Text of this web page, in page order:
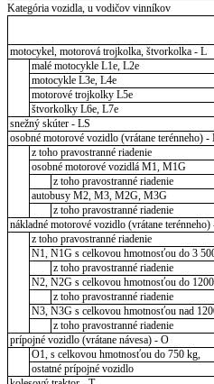
Kategória vozidla, u vodičov vinníkov
motocykel, motorová trojkolka, štvorkolka - L
malé motocykle L1e, L2e
motocykle L3e, L4e
motorové trojkolky L5e
štvorkolky L6e, L7e
snežný skúter - LS
osobné motorové vozidlo (vrátane terénneho) -
z toho pravostranné riadenie
osobné motorové vozidlá M1, M1G
z toho pravostranné riadenie
autobusy M2, M3, M2G, M3G
z toho pravostranné riadenie
nákladné motorové vozidlo (vrátane terénneho)
z toho pravostranné riadenie
N1, N1G s celkovou hmotnosťou do 3
z toho pravostranné riadenie
N2, N2G s celkovou hmotnosťou do
z toho pravostranné riadenie
N3, N3G s celkovou hmotnosťou nad
z toho pravostranné riadenie
prípojné vozidlo (vrátane návesa) - O
O1, s celkovou hmotnosťou do 750 kg,
ostatné prípojné vozidlo